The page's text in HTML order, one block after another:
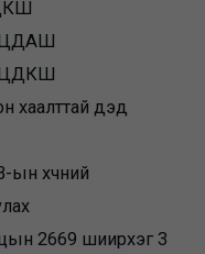
ЦДАШ
ЦДКШ
хаалттай дэд
хүчний
2669 шиирхэг 3